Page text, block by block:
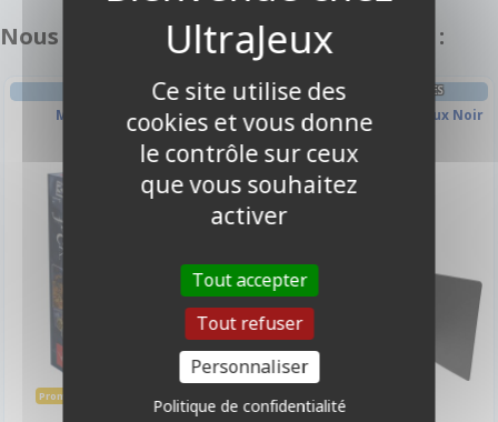
Nous vous recommandons également :
Mr Jack - London
Promo -10% 24,70 €
CLASSEURS ET/OU FEUILLES
Grand Classeur À Anneaux Noir
Collectors
14,90 €
Disponible
Ce site utilise des
cookies et vous donne
le contrôle sur ceux
que vous souhaitez
activer
Tout accepter
Tout refuser
Personnaliser
Politique de confidentialité